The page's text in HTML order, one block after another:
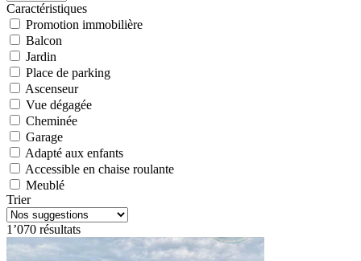
Caractéristiques
Promotion immobilière
Balcon
Jardin
Place de parking
Ascenseur
Vue dégagée
Cheminée
Garage
Adapté aux enfants
Accessible en chaise roulante
Meublé
Trier
1’070 résultats